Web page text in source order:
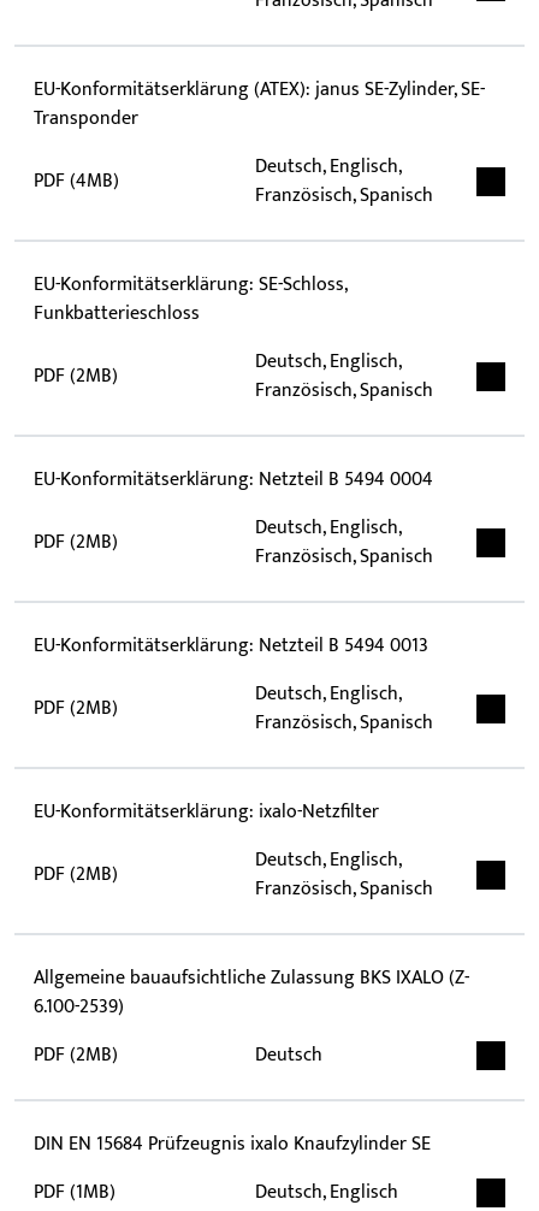
EU-Konformitätserklärung (ATEX): janus SE-Zylinder, SE-
Transponder
PDF (4MB)
Deutsch, Englisch,
Französisch, Spanisch
EU-Konformitätserklärung: SE-Schloss,
Funkbatterieschloss
PDF (2MB)
Deutsch, Englisch,
Französisch, Spanisch
EU-Konformitätserklärung: Netzteil B 5494 0004
PDF (2MB)
Deutsch, Englisch,
Französisch, Spanisch
EU-Konformitätserklärung: Netzteil B 5494 0013
PDF (2MB)
Deutsch, Englisch,
Französisch, Spanisch
EU-Konformitätserklärung: ixalo-Netzfilter
PDF (2MB)
Deutsch, Englisch,
Französisch, Spanisch
Allgemeine bauaufsichtliche Zulassung BKS IXALO (Z-
6.100-2539)
PDF (2MB)
Deutsch
DIN EN 15684 Prüfzeugnis ixalo Knaufzylinder SE
PDF (1MB)
Deutsch, Englisch